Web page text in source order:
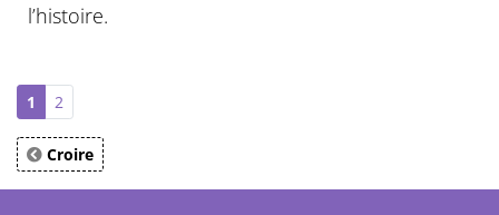
l’histoire.
1 2
Croire